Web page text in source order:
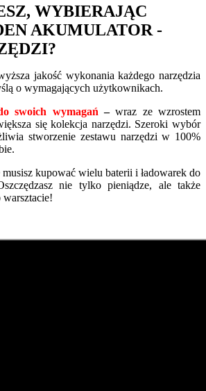
WYBIERAJĄC
AKUMULATOR -
jakość wykonania każdego narzędzia
o wymagających użytkownikach.
swoich wymagań –wraz ze wzrostem
się kolekcja narzędzi. Szeroki wybór
stworzenie zestawu narzędzi w 100%
kupować wielu baterii i ładowarek do
nie tylko pieniądze, ale także